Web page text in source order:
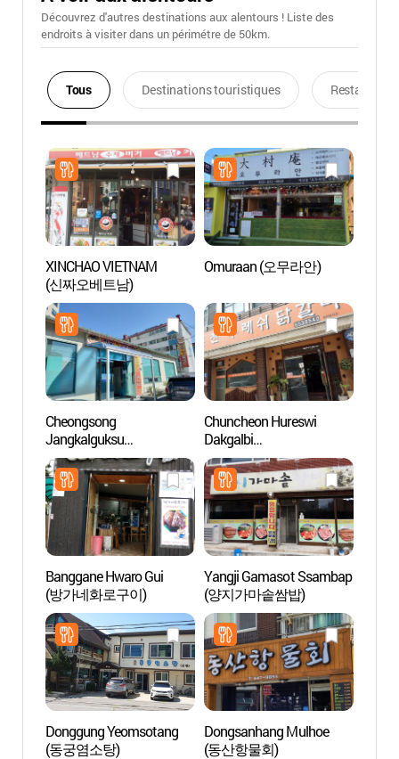
Découvrez d'autres destinations aux alentours ! Liste des
endroits à visiter dans un périmétre de 50km.
Tous Destinations touristiques Restaurants
XINCHAO VIETNAM
(신짜오베트남)
Omuraan (오무라안)
Cheongsong
Jangkalguksu
(청송장칼국수)
Chuncheon Hureswi
Dakgalbi
(춘천후레쉬닭갈비)
Banggane Hwaro Gui
(방가네화로구이)
Yangji Gamasot Ssambap
(양지가마솥쌈밥)
Donggung Yeomsotang
(동궁염소탕)
Dongsanhang Mulhoe
(동산항물회)